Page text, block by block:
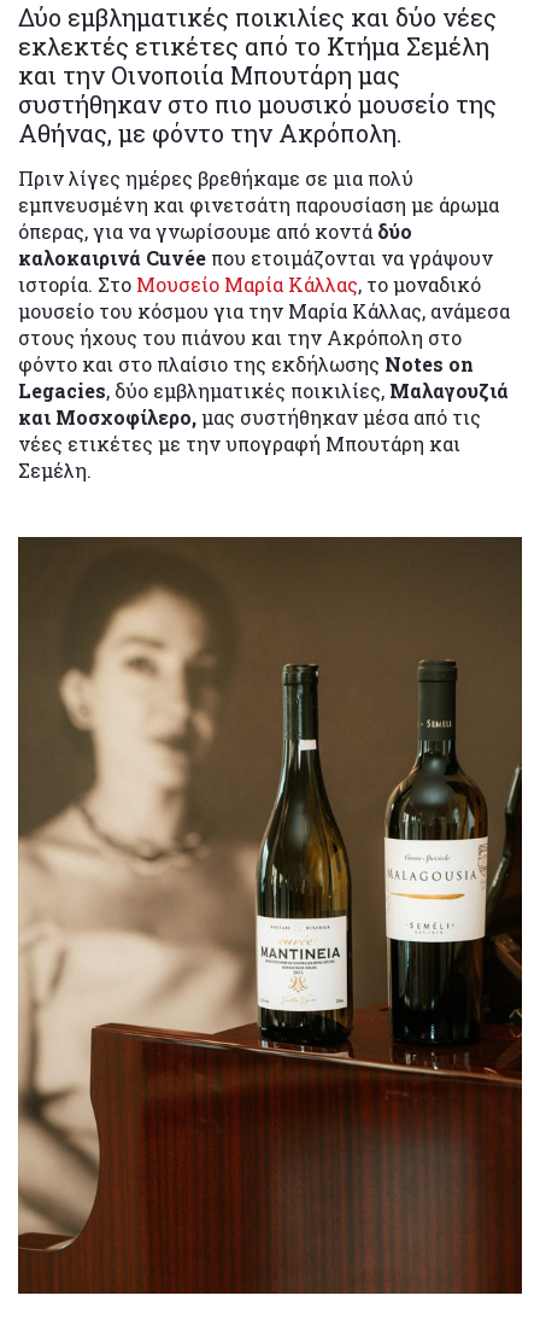
Δύο εμβληματικές ποικιλίες και δύο νέες
εκλεκτές ετικέτες από το Κτήμα Σεμέλη
και την Οινοποιία Μπουτάρη μας
συστήθηκαν στο πιο μουσικό μουσείο της
Αθήνας, με φόντο την Ακρόπολη.
Πριν λίγες ημέρες βρεθήκαμε σε μια πολύ
εμπνευσμένη και φινετσάτη παρουσίαση με άρωμα
όπερας, για να γνωρίσουμε από κοντά δύο
καλοκαιρινά Cuvée που ετοιμάζονται να γράψουν
ιστορία. Στο Μουσείο Μαρία Κάλλας, το μοναδικό
μουσείο του κόσμου για την Μαρία Κάλλας, ανάμεσα
στους ήχους του πιάνου και την Ακρόπολη στο
φόντο και στο πλαίσιο της εκδήλωσης Notes on
Legacies, δύο εμβληματικές ποικιλίες, Μαλαγουζιά
και Μοσχοφίλερο,μας συστήθηκαν μέσα από τις
νέες ετικέτες με την υπογραφή Μπουτάρη και
Σεμέλη.